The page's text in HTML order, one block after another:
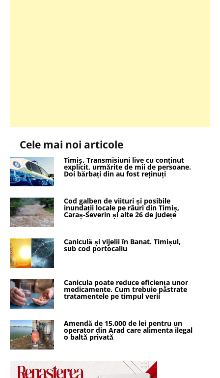
Cele mai noi articole
Timiș. Transmisiuni live cu conținut
explicit, urmărite de mii de persoane.
Doi bărbați din au fost reținuți
Cod galben de viituri și posibile
inundații locale pe râuri din Timiș,
Caraș-Severin și alte 26 de județe
Caniculă și vijelii în Banat. Timișul,
sub cod portocaliu
Canicula poate reduce eficiența unor
medicamente. Cum trebuie păstrate
tratamentele pe timpul verii
Amendă de 15.000 de lei pentru un
operator din Arad care alimenta ilegal
o baltă privată